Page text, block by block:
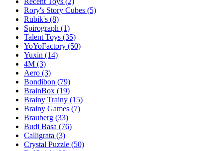
Rory's Story Cubes (5)
Rubik's (8)
Spirograph (1)
Talent Toys (35)
YoYoFactory (50)
Yuxin (14)
4M (3)
Aero (3)
Bondibon (79)
BrainBox (19)
Brainy Trainy (15)
Brainy Games (7)
Brauberg (33)
Budi Basa (76)
Calligrata (3)
Crystal Puzzle (50)